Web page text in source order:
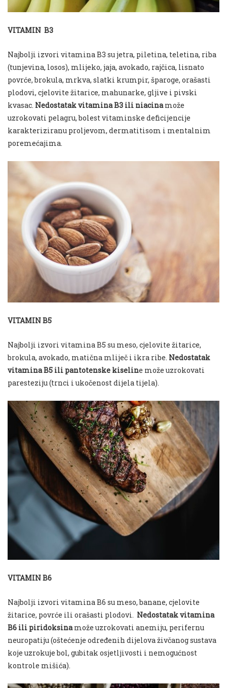
VITAMIN B3
Najbolji izvori vitamina B3 su jetra, piletina, teletina, riba
(tunjevina, losos), mlijeko, jaja, avokado, rajčica, lisnato
povrće, brokula, mrkva, slatki krumpir, šparoge, orašasti
plodovi, cjelovite žitarice, mahunarke, gljive i pivski
kvasac. Nedostatak vitamina B3 ili niacinamože
uzrokovati pelagru, bolest vitaminske deficijencije
karakteriziranu proljevom, dermatitisom i mentalnim
poremećajima.
VITAMIN B5
Najbolji izvori vitamina B5 su meso, cjelovite žitarice,
brokula, avokado, matična mliječ i ikra ribe. Nedostatak
vitamina B5 ili pantotenske kiseline može uzrokovati
paresteziju (trnci i ukočenost dijela tijela).
VITAMIN B6
Najbolji izvori vitamina B6 su meso, banane, cjelovite
žitarice, povrće ili orašasti plodovi. Nedostatak vitamina
B6 ili piridoksinamože uzrokovati anemiju, perifernu
neuropatiju (oštećenje određenih dijelova živčanog sustava
koje uzrokuje bol, gubitak osjetljivosti i nemogućnost
kontrole mišića).